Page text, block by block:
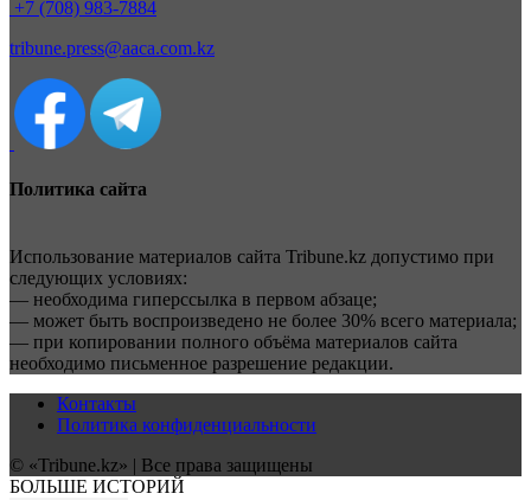
+7 (708) 983-7884
tribune.press@aaca.com.kz
Политика сайта
Использование материалов сайта Tribune.kz допустимо при
следующих условиях:
— необходима гиперссылка в первом абзаце;
— может быть воспроизведено не более 30% всего материала;
— при копировании полного объёма материалов сайта
необходимо письменное разрешение редакции.
Контакты
Политика конфиденциальности
© «Tribune.kz» | Все права защищены
БОЛЬШЕ ИСТОРИЙ